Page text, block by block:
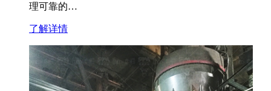
理可靠的…
了解详情